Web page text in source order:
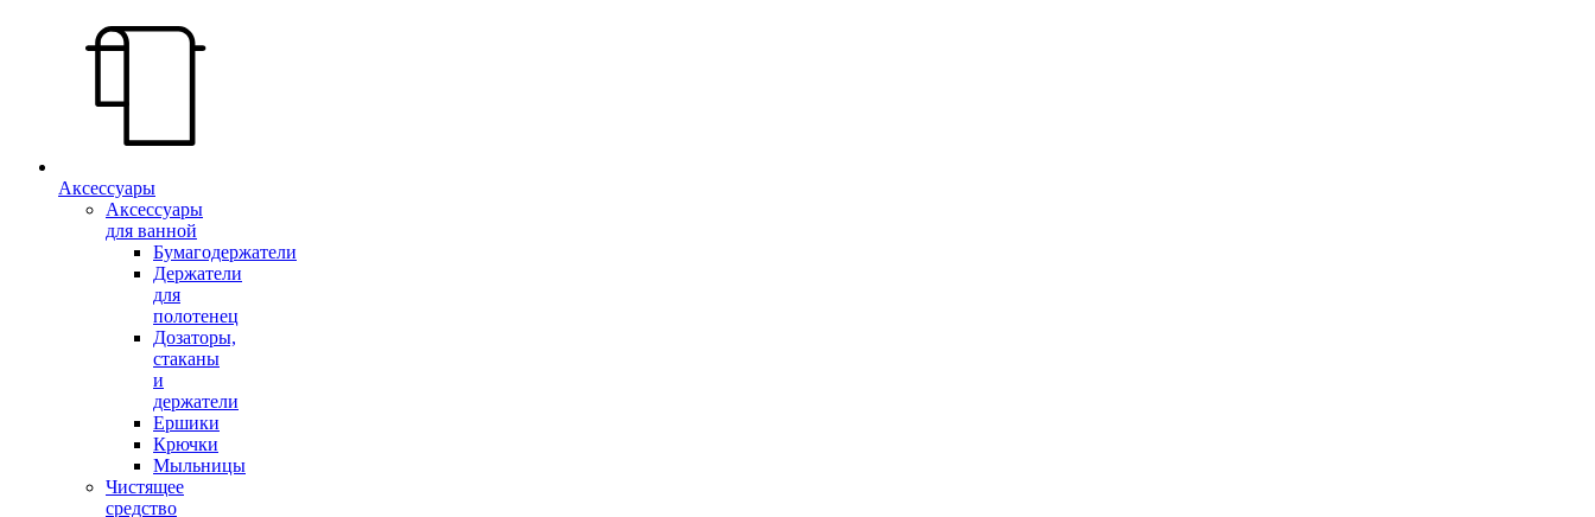
Аксессуары
Аксессуары
для ванной
Бумагодержатели
Держатели
для
полотенец
Дозаторы,
стаканы
и
держатели
Ершики
Крючки
Мыльницы
Чистящее
средство